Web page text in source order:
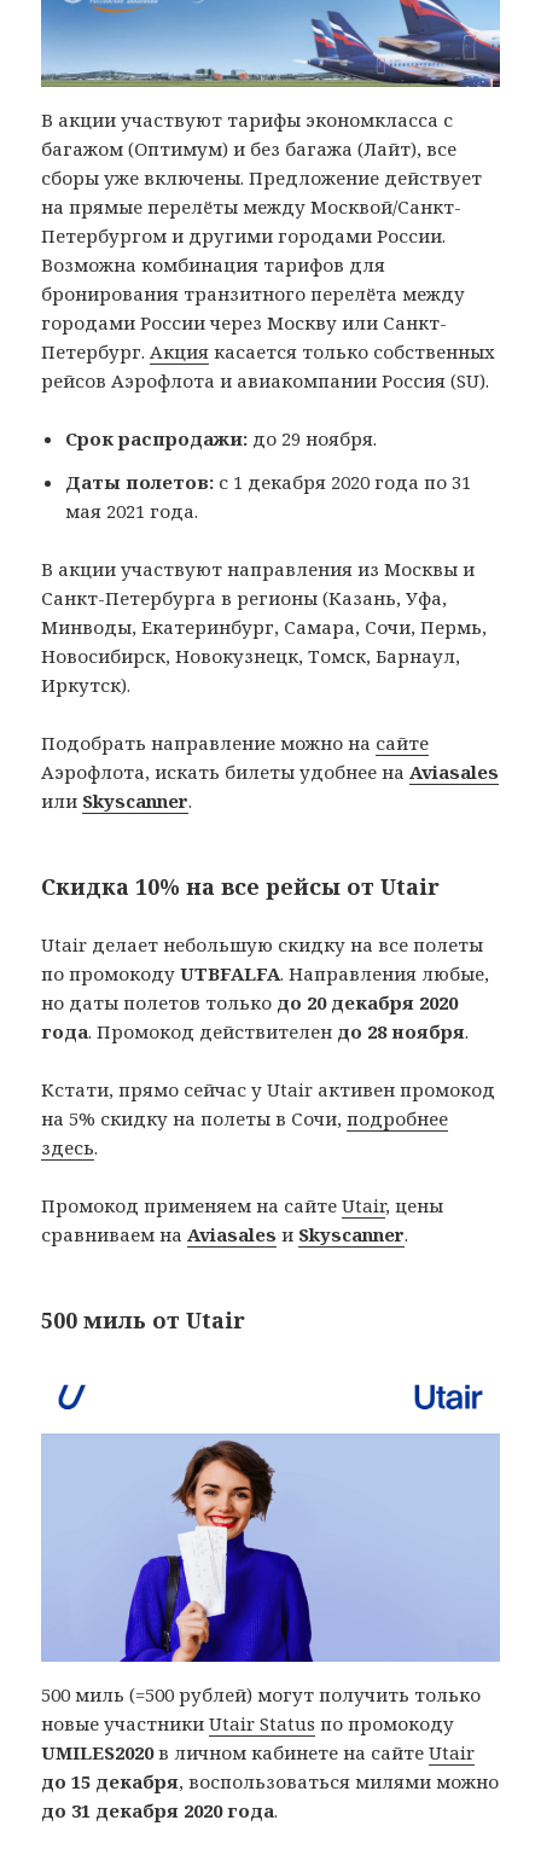
В акции участвуют тарифы экономкласса с
багажом (Оптимум) и без багажа (Лайт), все
сборы уже включены. Предложение действует
на прямые перелёты между Москвой/Санкт-
Петербургом и другими городами России.
Возможна комбинация тарифов для
бронирования транзитного перелёта между
городами России через Москву или Санкт-
Петербург.Акция касается только собственных
рейсов Аэрофлота и авиакомпании Россия (SU).
Срок распродажи: до 29 ноября.
Даты полетов: с 1 декабря 2020 года по 31
мая 2021 года.
В акции участвуют направления из Москвы и
Санкт-Петербурга в регионы (Казань, Уфа,
Минводы, Екатеринбург, Самара, Сочи, Пермь,
Новосибирск, Новокузнецк, Томск, Барнаул,
Иркутск).
Подобрать направление можно на сайте
Аэрофлота, искать билеты удобнее на Aviasales
или Skyscanner.
Скидка 10% на все рейсы от Utair
Utair делает небольшую скидку на все полеты
по промокодуUTBFALFA. Направления любые,
но даты полетов только до 20 декабря 2020
года. Промокод действителен до 28 ноября.
Кстати, прямо сейчас у Utair активен промокод
на 5% скидку на полеты в Сочи,подробнее
здесь.
Промокод применяем на сайтеUtair, цены
сравниваем на Aviasales и Skyscanner.
500 миль от Utair
500 миль (=500 рублей) могут получить только
новые участникиUtair Status по промокоду
UMILES2020в личном кабинете на сайтеUtair
до 15 декабря, воспользоваться милями можно
до 31 декабря 2020 года.